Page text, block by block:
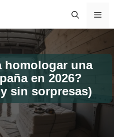
homologar una
en 2026?
sin sorpresas)